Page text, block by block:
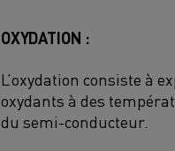
OXYDATION :
L’oxydation consiste à
oxydants à des
du semi-conducteur.